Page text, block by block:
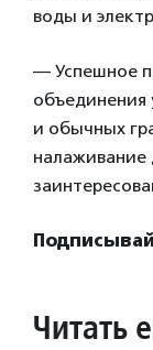
воды и
— Успешное
объединения
и обычных
Читать